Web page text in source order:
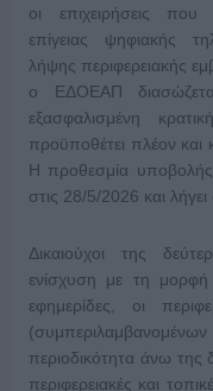
οι επιχειρήσεις που
επίγειας ψηφιακής
λήψης περιφερειακής
ο ΕΔΟΕΑΠ
εξασφαλισμένη
προϋποθέτει πλέον και
Η προθεσμία
στις 28/5/2026 και
Δικαιούχοι της
ενίσχυση με τη μορφή
εφημερίδες, οι
περιοδικότητα άνω της
περιφερειακές και